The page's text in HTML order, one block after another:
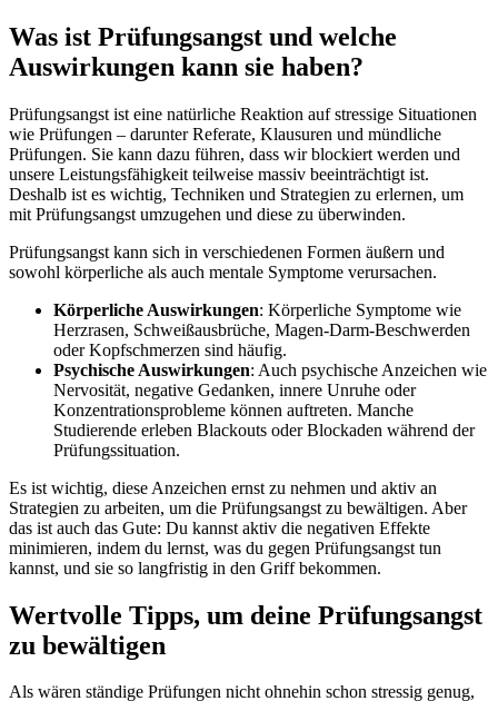
Was ist Prüfungsangst und welche
Auswirkungen kann sie haben?
Prüfungsangst ist eine natürliche Reaktion auf stressige Situationen
wie Prüfungen – darunter Referate, Klausuren und mündliche
Prüfungen. Sie kann dazu führen, dass wir blockiert werden und
unsere Leistungsfähigkeit teilweise massiv beeinträchtigt ist.
Deshalb ist es wichtig, Techniken und Strategien zu erlernen, um
mit Prüfungsangst umzugehen und diese zu überwinden.
Prüfungsangst kann sich in verschiedenen Formen äußern und
sowohl körperliche als auch mentale Symptome verursachen.
Körperliche Auswirkungen: Körperliche Symptome wie
Herzrasen, Schweißausbrüche, Magen-Darm-Beschwerden
oder Kopfschmerzen sind häufig.
Psychische Auswirkungen: Auch psychische Anzeichen wie
Nervosität, negative Gedanken, innere Unruhe oder
Konzentrationsprobleme können auftreten. Manche
Studierende erleben Blackouts oder Blockaden während der
Prüfungssituation.
Es ist wichtig, diese Anzeichen ernst zu nehmen und aktiv an
Strategien zu arbeiten, um die Prüfungsangst zu bewältigen. Aber
das ist auch das Gute: Du kannst aktiv die negativen Effekte
minimieren, indem du lernst, was du gegen Prüfungsangst tun
kannst, und sie so langfristig in den Griff bekommen.
Wertvolle Tipps, um deine Prüfungsangst
zu bewältigen
Als wären ständige Prüfungen nicht ohnehin schon stressig genug,